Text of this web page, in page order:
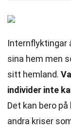
Internflyktingar
sina hem men
sitt hemland.
individer inte
Det kan bero
andra kriser